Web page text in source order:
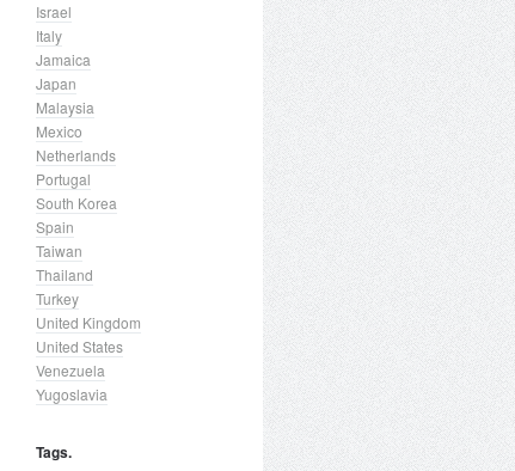
Israel
Italy
Jamaica
Japan
Malaysia
Mexico
Netherlands
Portugal
South Korea
Spain
Taiwan
Thailand
Turkey
United Kingdom
United States
Venezuela
Yugoslavia
Tags.